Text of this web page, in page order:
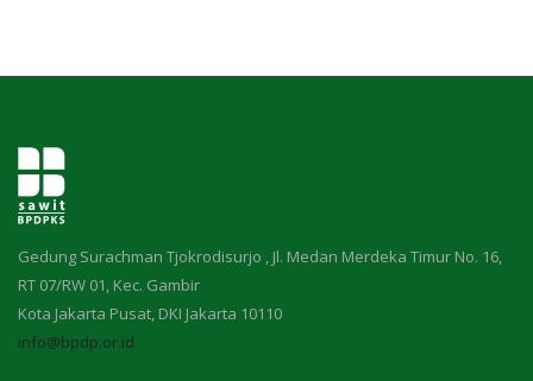
Gedung Surachman Tjokrodisurjo , Jl. Medan Merdeka Timur No. 16,
RT 07/RW 01, Kec. Gambir
Kota Jakarta Pusat, DKI Jakarta 10110
info@bpdp.or.id